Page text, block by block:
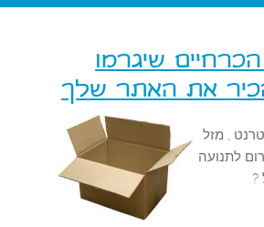
שיגרמו
את האתר שלך
, מזל
לתנועה
?